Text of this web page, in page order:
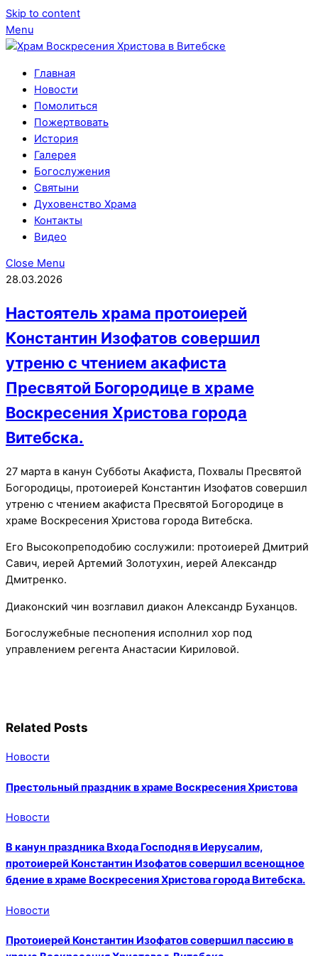
Skip to content
Menu
Главная
Новости
Помолиться
Пожертвовать
История
Галерея
Богослужения
Святыни
Духовенство Храма
Контакты
Видео
Close Menu
28.03.2026
Настоятель храма протоиерей
Константин Изофатов совершил
утреню с чтением акафиста
Пресвятой Богородице в храме
Воскресения Христова города
Витебска.
27 марта в канун Субботы Акафиста, Похвалы Пресвятой
Богородицы, протоиерей Константин Изофатов совершил
утреню с чтением акафиста Пресвятой Богородице в
храме Воскресения Христова города Витебска.
Его Высокопреподобию сослужили: протоиерей Дмитрий
Савич, иерей Артемий Золотухин, иерей Александр
Дмитренко.
Диаконский чин возглавил диакон Александр Буханцов.
Богослужебные песнопения исполнил хор под
управлением регента Анастасии Кириловой.
Related Posts
Новости
Престольный праздник в храме Воскресения Христова
Новости
В канун праздника Входа Господня в Иерусалим,
протоиерей Константин Изофатов совершил всенощное
бдение в храме Воскресения Христова города Витебска.
Новости
Протоиерей Константин Изофатов совершил пассию в